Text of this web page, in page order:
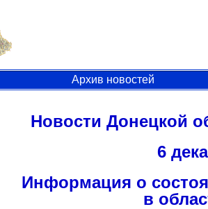
Архив новостей
Новости Донецкой
6
Информация о
в